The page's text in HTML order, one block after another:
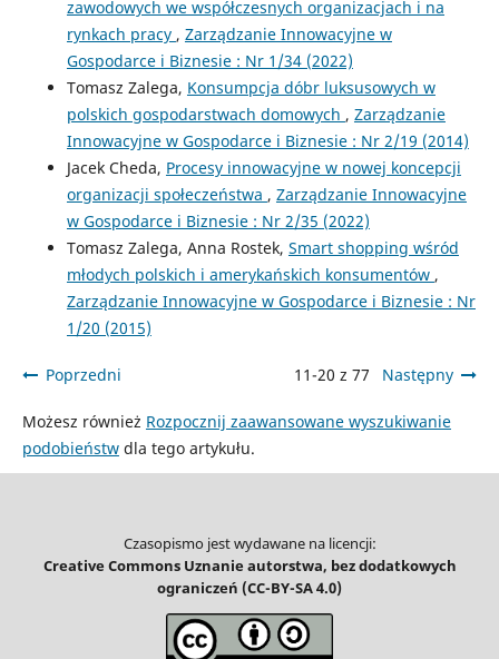
zawodowych we współczesnych organizacjach i na
rynkach pracy , Zarządzanie Innowacyjne w
Gospodarce i Biznesie : Nr 1/34 (2022)
Tomasz Zalega, Konsumpcja dóbr luksusowych w
polskich gospodarstwach domowych , Zarządzanie
Innowacyjne w Gospodarce i Biznesie : Nr 2/19 (2014)
Jacek Cheda, Procesy innowacyjne w nowej koncepcji
organizacji społeczeństwa , Zarządzanie Innowacyjne
w Gospodarce i Biznesie : Nr 2/35 (2022)
Tomasz Zalega, Anna Rostek, Smart shopping wśród
młodych polskich i amerykańskich konsumentów ,
Zarządzanie Innowacyjne w Gospodarce i Biznesie : Nr
1/20 (2015)
Poprzedni 11-20 z 77 Następny
Możesz również Rozpocznij zaawansowane wyszukiwanie
podobieństwdla tego artykułu.
Czasopismo jest wydawane na licencji:
Creative Commons Uznanie autorstwa, bez dodatkowych
ograniczeń (CC-BY-SA 4.0)